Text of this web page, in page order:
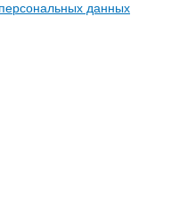
данных